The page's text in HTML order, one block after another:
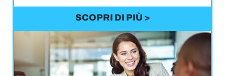
SCOPRI DI PIÙ >